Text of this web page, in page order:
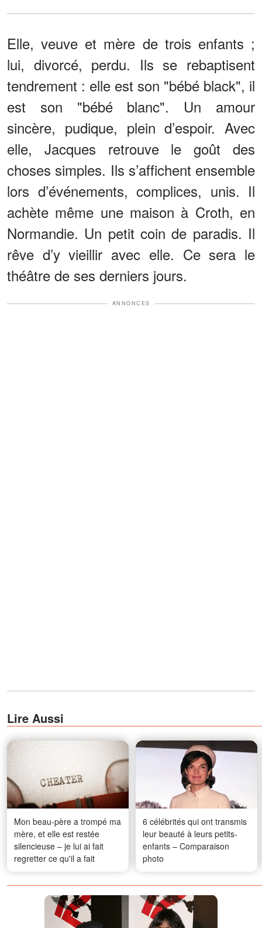
Elle, veuve et mère de trois enfants ;
lui, divorcé, perdu. Ils se rebaptisent
tendrement : elle est son "bébé black", il
est son "bébé blanc". Un amour
sincère, pudique, plein d’espoir. Avec
elle, Jacques retrouve le goût des
choses simples. Ils s’affichent ensemble
lors d’événements, complices, unis. Il
achète même une maison à Croth, en
Normandie. Un petit coin de paradis. Il
rêve d’y vieillir avec elle. Ce sera le
théâtre de ses derniers jours.
ANNONCES
Lire Aussi
Mon beau-père a trompé ma
mère, et elle est restée
silencieuse – je lui ai fait
regretter ce qu'il a fait
6 célébrités qui ont transmis
leur beauté à leurs petits-
enfants – Comparaison
photo